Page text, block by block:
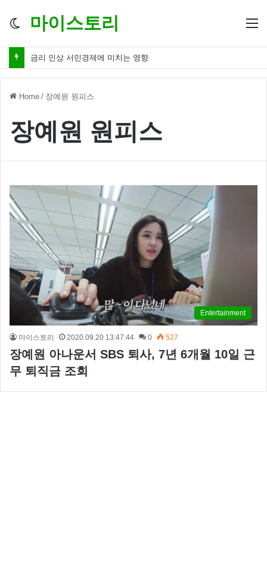
Switch
마이스토리
금리 인상 서민경제에 미치는 영향
Home / 장예원 원피스
장예원 원피스
Entertainment
마이스토리 2020.09.20 13:47:44 0 527
장예원 아나운서 SBS 퇴사, 7년 6개월 10일 근
무 퇴직금 조회